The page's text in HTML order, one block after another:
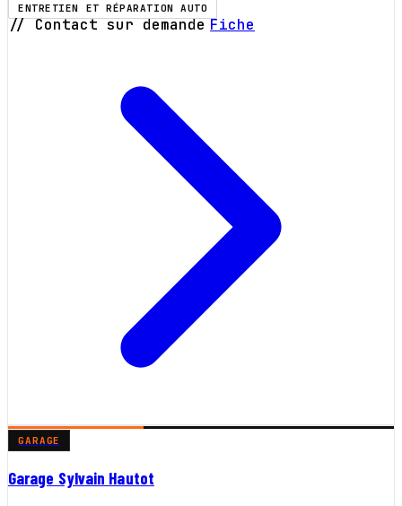
ENTRETIEN ET RÉPARATION AUTO
// Contact sur demande Fiche
GARAGE
Garage Sylvain Hautot